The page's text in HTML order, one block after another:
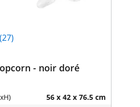
(27)
- noir doré
56 x 42 x 76.5 cm